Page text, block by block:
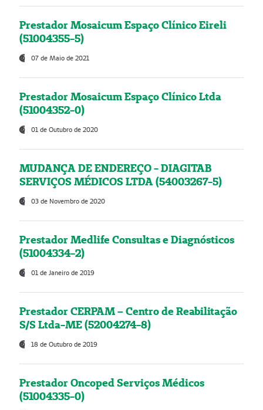
Prestador Mosaicum Espaço Clínico Eireli
(51004355-5)
07 de Maio de 2021
Prestador Mosaicum Espaço Clínico Ltda
(51004352-0)
01 de Outubro de 2020
MUDANÇA DE ENDEREÇO - DIAGITAB
SERVIÇOS MÉDICOS LTDA (54003267-5)
03 de Novembro de 2020
Prestador Medlife Consultas e Diagnósticos
(51004334-2)
01 de Janeiro de 2019
Prestador CERPAM – Centro de Reabilitação
S/S Ltda-ME (52004274-8)
18 de Outubro de 2019
Prestador Oncoped Serviços Médicos
(51004335-0)